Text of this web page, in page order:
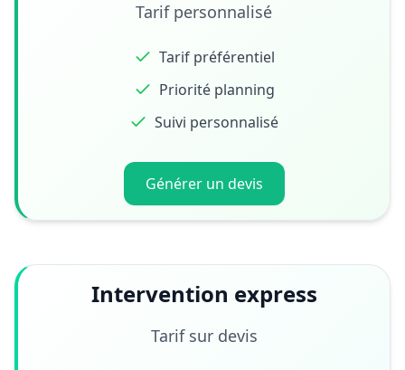
Tarif personnalisé
Tarif préférentiel
Priorité planning
Suivi personnalisé
Générer un devis
Intervention express
Tarif sur devis